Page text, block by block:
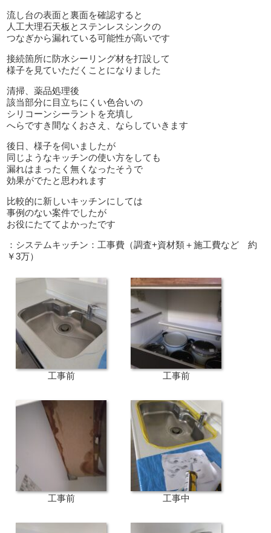
流し台の表面と裏面を確認すると
人工大理石天板とステンレスシンクの
つなぎから漏れている可能性が高いです
接続箇所に防水シーリング材を打設して
様子を見ていただくことになりました
清掃、薬品処理後
該当部分に目立ちにくい色合いの
シリコーンシーラントを充填し
へらですき間なくおさえ、ならしていきます
後日、様子を伺いましたが
同じようなキッチンの使い方をしても
漏れはまったく無くなったそうで
効果がでたと思われます
比較的に新しいキッチンにしては
事例のない案件でしたが
お役にたててよかったです
：システムキッチン：工事費（調査+資材類＋施工費など 約
￥3万）
工事前 工事前
工事前 工事中